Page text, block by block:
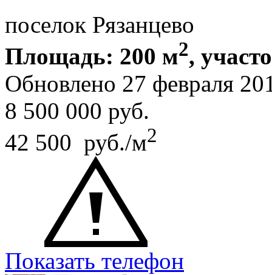
поселок Рязанцево
Площадь: 200 м2,
Обновлено 27 февраля
8 500 000 руб.
42 500 руб./м2
Показать телефон